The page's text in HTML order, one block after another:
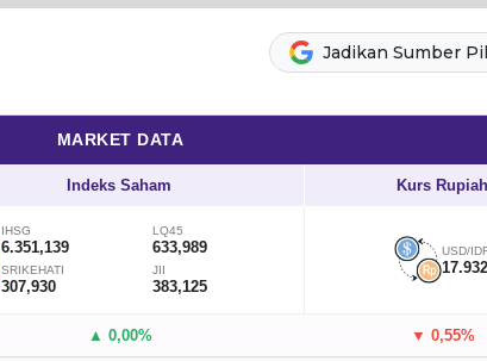
Jadikan Sumber
MARKET DATA
Indeks Saham Kurs Rupiah
IHSG
6.351,139
LQ45
633,989
SRIKEHATI
307,930
JII
383,125
USD/
17.932
▲ 0,00% ▼ 0,55%